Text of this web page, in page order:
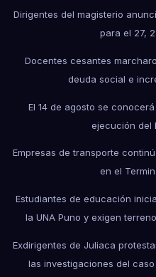
Dirigentes del magisterio
para el 27,
Docentes cesantes
deuda social e
El 14 de agosto se
ejecución del
Empresas de transporte
en el
Estudiantes de educación
la UNA Puno y exigen
Exdirigentes de Juliaca
las investigaciones del